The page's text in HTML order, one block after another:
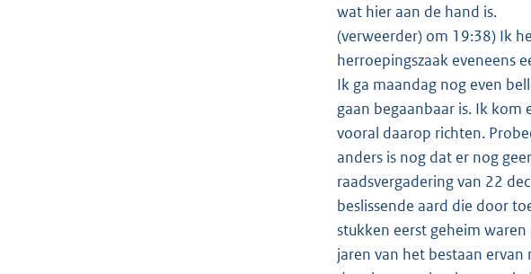
wat hier aan de hand is.
(verweerder) om 19:38) Ik
herroepingszaak eveneens
Ik ga maandag nog even
gaan begaanbaar is. Ik
vooral daarop richten.
anders is nog dat er nog
raadsvergadering van 22
beslissende aard die door
stukken eerst geheim
jaren van het bestaan